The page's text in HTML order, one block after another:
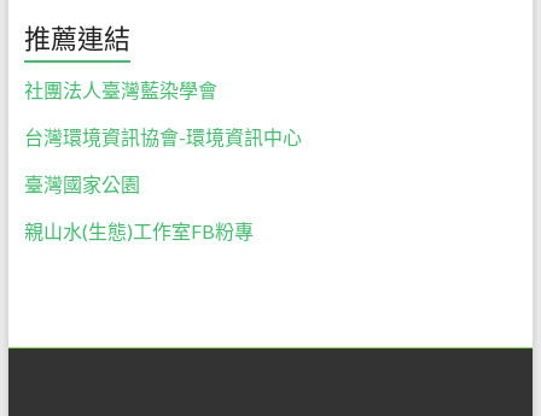
自
的
心，
懇
的
態
推薦連結
社團法人臺灣藍染學會
台灣環境資訊協會-環境資訊中心
臺灣國家公園
親山水(生態)工作室FB粉專